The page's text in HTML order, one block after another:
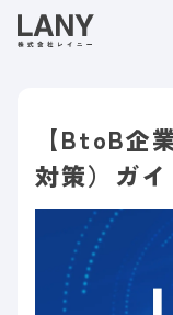
【BtoB企
対策）ガ